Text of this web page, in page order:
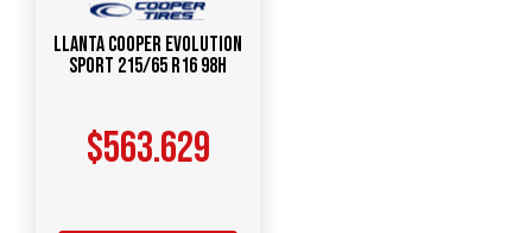
Llanta COOPER Evolution
Sport 215/65 R16 98H
$563.629